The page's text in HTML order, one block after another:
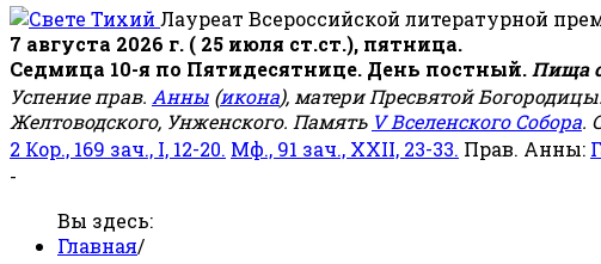
Лауреат Всероссийской литературной
7 августа 2026 г. ( 25 июля ст.ст.), пятница.
Седмица 10-я по Пятидесятнице. День постный. Пища
Успение прав. Анны (икона), матери Пресвятой
Желтоводского, Унженского. Память V Вселенского Собора.
2 Кор., 169 зач., I, 12-20. Мф., 91 зач., XXII, 23-33. Прав. Анны:
-
Вы здесь:
Главная/